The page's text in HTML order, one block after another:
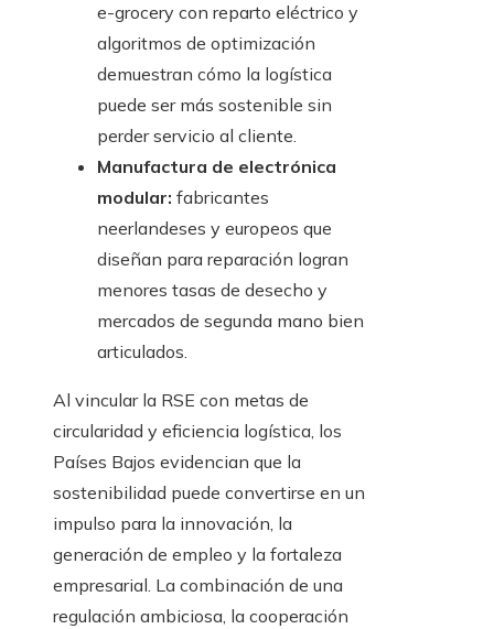
e-grocery con reparto eléctrico y
algoritmos de optimización
demuestran cómo la logística
puede ser más sostenible sin
perder servicio al cliente.
Manufactura de electrónica
modular: fabricantes
neerlandeses y europeos que
diseñan para reparación logran
menores tasas de desecho y
mercados de segunda mano bien
articulados.
Al vincular la RSE con metas de
circularidad y eficiencia logística, los
Países Bajos evidencian que la
sostenibilidad puede convertirse en un
impulso para la innovación, la
generación de empleo y la fortaleza
empresarial. La combinación de una
regulación ambiciosa, la cooperación